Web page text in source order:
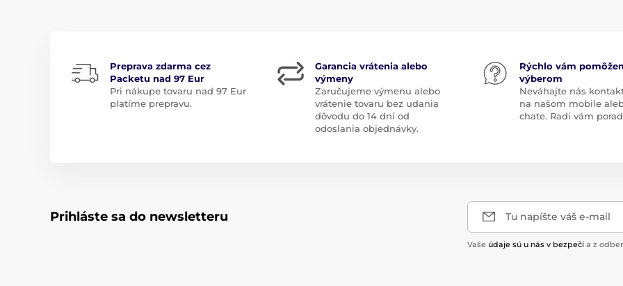
Preprava zdarma cez
Packetu nad 97 Eur
Pri nákupe tovaru nad 97 Eur
platíme prepravu.
Garancia vrátenia alebo
výmeny
Zaručujeme výmenu alebo
vrátenie tovaru bez udania
dôvodu do 14 dní od
odoslania objednávky.
Rýchlo vám
výberom
Neváhajte nás
na našom mobile
chate. Radi vám
Prihláste sa do newsletteru Tu napíšte váš e-mail
Vaše údaje sú u nás v bezpečí a z